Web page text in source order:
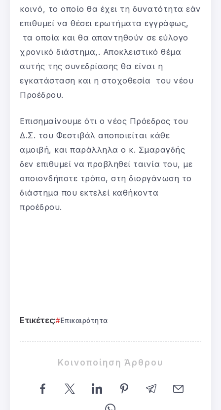
κοινό, το οποίο θα έχει τη δυνατότητα εάν
επιθυμεί να θέσει ερωτήματα εγγράφως,
τα οποία και θα απαντηθούν σε εύλογο
χρονικό διάστημα,. Αποκλειστικό θέμα
αυτής της συνεδρίασης θα είναι η
εγκατάσταση και η στοχοθεσία του νέου
Προέδρου.
Επισημαίνουμε ότι ο νέος Πρόεδρος του
Δ.Σ. του Φεστιβάλ αποποιείται κάθε
αμοιβή, και παράλληλα ο κ. Σμαραγδής
δεν επιθυμεί να προβληθεί ταινία του, με
οποιονδήποτε τρόπο, στη διοργάνωση το
διάστημα που εκτελεί καθήκοντα
προέδρου.
Ετικέτες: Επικαιρότητα
Κοινοποίηση Άρθρου